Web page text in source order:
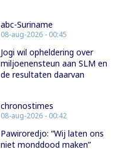
abc-Suriname
08-aug-2026 - 00:45
Jogi wil opheldering over
miljoenensteun aan SLM en
de resultaten daarvan
chronostimes
08-aug-2026 - 00:42
Pawiroredjo: “Wij laten ons
niet monddood maken”